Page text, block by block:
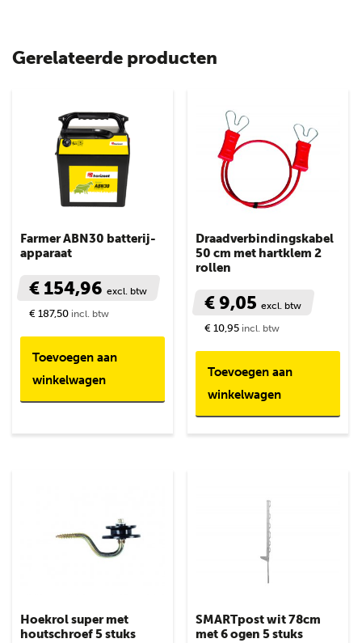
Gerelateerde producten
Farmer ABN30 batterij-
apparaat
€ 154,96 excl. btw
€ 187,50 incl. btw
Toevoegen aan
winkelwagen
Draadverbindingskabel
50 cm met hartklem 2
rollen
€ 9,05excl. btw
€ 10,95 incl. btw
Toevoegen aan
winkelwagen
Hoekrol super met
houtschroef 5 stuks
SMARTpost wit 78cm
met 6 ogen 5 stuks